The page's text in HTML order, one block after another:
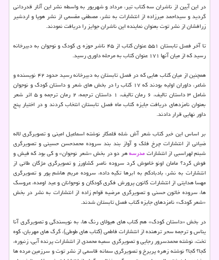
در این آیین از ناشران سه کتاب تیر، مرداد و شهریور به واسطه نشر این آثار قدردانی
گردید و سیداحمد میرزاده از انتشارات به نشر، مصطفی مقسمی از نشر هوپا و اردشیر
زرافشان از نشر توت بعنوان نماینده این ناشران جوایز را دریافت نمودند.
تا آخر فصل تابستان ۵۵۱ عنوان کتاب از ۴۵ ناشر حوزه ی کودک و نوجوان به دبیرخانه
رسید که از میان آنها ۱۷۱ عنوان کتاب به مرحله داوری رسید.
همچنین از میان کتاب هایی که در فصل تابستان به دبیرخانه رسید حدود ۴۲ نویسنده و
شاعر، داوران اولیه بودند که ۱۷ کتاب را در بخش های شعر و داستان کودک و نوجوان
شامل ۳ داستان تالیف، ۶ رمان تالیف، ۱ داستان ترجمه، ۲ رمان ترجمه و ۵ اثر شعر
بعنوان نامزدهای دریافت جایزه کتاب ماه فصل تابستان انتخاب کردند و در اختیار پنج
داور نهایی قرار دادند.
بر اساس این خبر کتاب شعر آش شله قلمکار نوشته اسماعیل امینی و تصویرگری لاله
ضیائی از انتشارات چرخ فلک و آواز بند بند سروده محمدحسن حسینی و تصویرگری
شبنم لهراسبی از انتشاراتمدرسههر دو در بخش «شعر نوجوان» و کی بود که فیش و
فوش کرد؟ مامان اونو خاموش کرد سروده ناصر کشاورز و تصویرگری مژگان طائی از
انتشارات به نشر، بادبادکم به ابرها تکیه داده، سروده مریم هاشم پور و تصویرگری
مهسا هدایتی از انتشارات کانون پرورش فکری کودکان و نوجوانان و عید اومده، عروسک
ها، سروده خاتون حسنی و تصویرگری مرضیه قوام زاده از انتشارات به نشر در بخش
«شعر کودک» نامزدهای جایزه کتاب فصل تابستان شدند.
در بخش «داستان کودک» هم کتاب های هیولای رنگ ها، به نویسندگی و تصویرگری آنا
یناس و ترجمه سحر ترهنده از انتشارات فاطمی (کتاب های طوطی)، گرگ های مهربان، کوه
تخت، نوشته محمدسرور رجایی و تصویرگری سمیه محمدی از انتشارات پرنده آبی، زنبوره،
کجا؟ کجا؟ نوشته زهره پریرخ و تصویرگری سمانه قاسمی از نشر توت و سرزمین مرده ها